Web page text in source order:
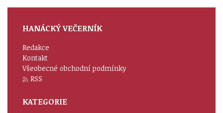
HANÁCKÝ VEČERNÍK
Redakce
Kontakt
Všeobecné obchodní podmínky
RSS
KATEGORIE